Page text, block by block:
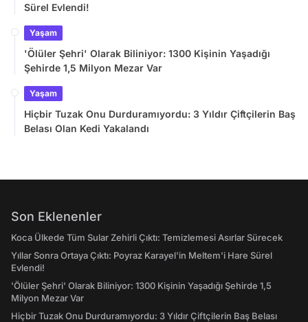
Sürel Evlendi!
Yaşam
'Ölüler Şehri' Olarak Biliniyor: 1300 Kişinin Yaşadığı
Şehirde 1,5 Milyon Mezar Var
Yaşam
Hiçbir Tuzak Onu Durduramıyordu: 3 Yıldır Çiftçilerin Baş
Belası Olan Kedi Yakalandı
Son Eklenenler
Koca Ülkede Tüm Sular Zehirli Çıktı: Temizlemesi Asırlar Sürecek
Yıllar Sonra Ortaya Çıktı: Poyraz Karayel'in Meltem'i Hare Sürel
Evlendi!
'Ölüler Şehri' Olarak Biliniyor: 1300 Kişinin Yaşadığı Şehirde 1,5
Milyon Mezar Var
Hiçbir Tuzak Onu Durduramıyordu: 3 Yıldır Çiftçilerin Baş Belası